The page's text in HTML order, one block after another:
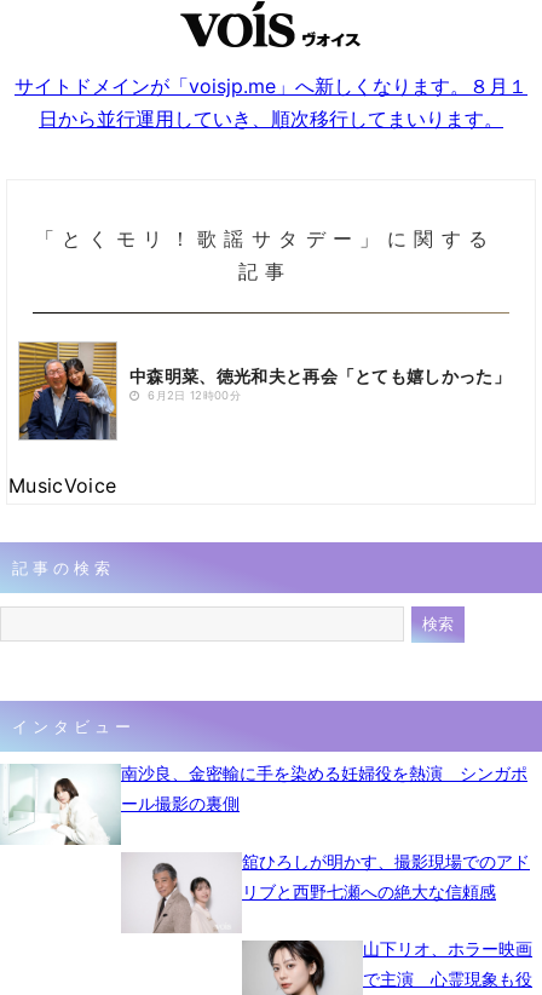
サイトドメインが「voisjp.me」へ新しくなります。８月１
日から並行運用していき、順次移行してまいります。
「とくモリ！歌謡サタデー」に関する
記事
中森明菜、徳光和夫と再会「とても嬉しかった」
6月2日 12時00分
MusicVoice
記事の検索
インタビュー
南沙良、金密輸に手を染める妊婦役を熱演 シンガポ
ール撮影の裏側
舘ひろしが明かす、撮影現場でのアド
リブと西野七瀬への絶大な信頼感
山下リオ、ホラー映画
で主演 心霊現象も役